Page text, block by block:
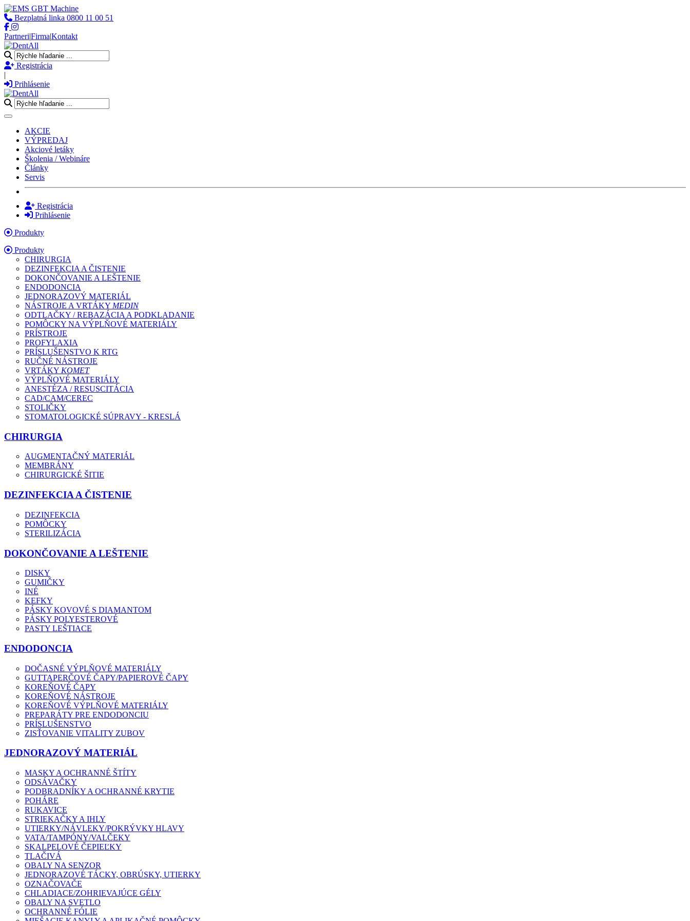
Bezplatná linka 0800 11 00 51
Partneri|Firma|Kontakt
Registrácia
|
Prihlásenie
Toggle navigation
AKCIE
VÝPREDAJ
Akciové letáky
Školenia / Webináre
Články
Servis
Registrácia
Prihlásenie
Produkty
Produkty
CHIRURGIA
DEZINFEKCIA A ČISTENIE
DOKONČOVANIE A LEŠTENIE
ENDODONCIA
JEDNORAZOVÝ MATERIÁL
NÁSTROJE A VRTÁKY MEDIN
ODTLAČKY / REBAZÁCIA A PODKLADANIE
POMÔCKY NA VÝPLŇOVÉ MATERIÁLY
PRÍSTROJE
PROFYLAXIA
PRÍSLUŠENSTVO K RTG
RUČNÉ NÁSTROJE
VRTÁKY KOMET
VÝPLŇOVÉ MATERIÁLY
ANESTÉZA / RESUSCITÁCIA
CAD/CAM/CEREC
STOLIČKY
STOMATOLOGICKÉ SÚPRAVY - KRESLÁ
CHIRURGIA
AUGMENTAČNÝ MATERIÁL
MEMBRÁNY
CHIRURGICKÉ ŠITIE
DEZINFEKCIA A ČISTENIE
DEZINFEKCIA
POMÔCKY
STERILIZÁCIA
DOKONČOVANIE A LEŠTENIE
DISKY
GUMIČKY
INÉ
KEFKY
PÁSKY KOVOVÉ S DIAMANTOM
PÁSKY POLYESTEROVÉ
PASTY LEŠTIACE
ENDODONCIA
DOČASNÉ VÝPLŇOVÉ MATERIÁLY
GUTTAPERČOVÉ ČAPY/PAPIEROVÉ ČAPY
KOREŇOVÉ ČAPY
KOREŇOVÉ NÁSTROJE
KOREŇOVÉ VÝPLŇOVÉ MATERIÁLY
PREPARÁTY PRE ENDODONCIU
PRÍSLUŠENSTVO
ZISŤOVANIE VITALITY ZUBOV
JEDNORAZOVÝ MATERIÁL
MASKY A OCHRANNÉ ŠTÍTY
ODSÁVAČKY
PODBRADNÍKY A OCHRANNÉ KRYTIE
POHÁRE
RUKAVICE
STRIEKAČKY A IHLY
UTIERKY/NÁVLEKY/POKRÝVKY HLAVY
VATA/TAMPÓNY/VALČEKY
SKALPELOVÉ ČEPIEĽKY
TLAČIVÁ
OBALY NA SENZOR
JEDNORAZOVÉ TÁCKY, OBRÚSKY, UTIERKY
OZNAČOVAČE
CHLADIACE/ZOHRIEVAJÚCE GÉLY
OBALY NA SVETLO
OCHRANNÉ FÓLIE